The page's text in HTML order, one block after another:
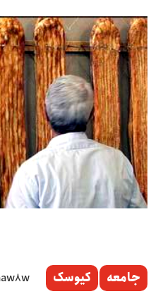
جامعه کیوسک